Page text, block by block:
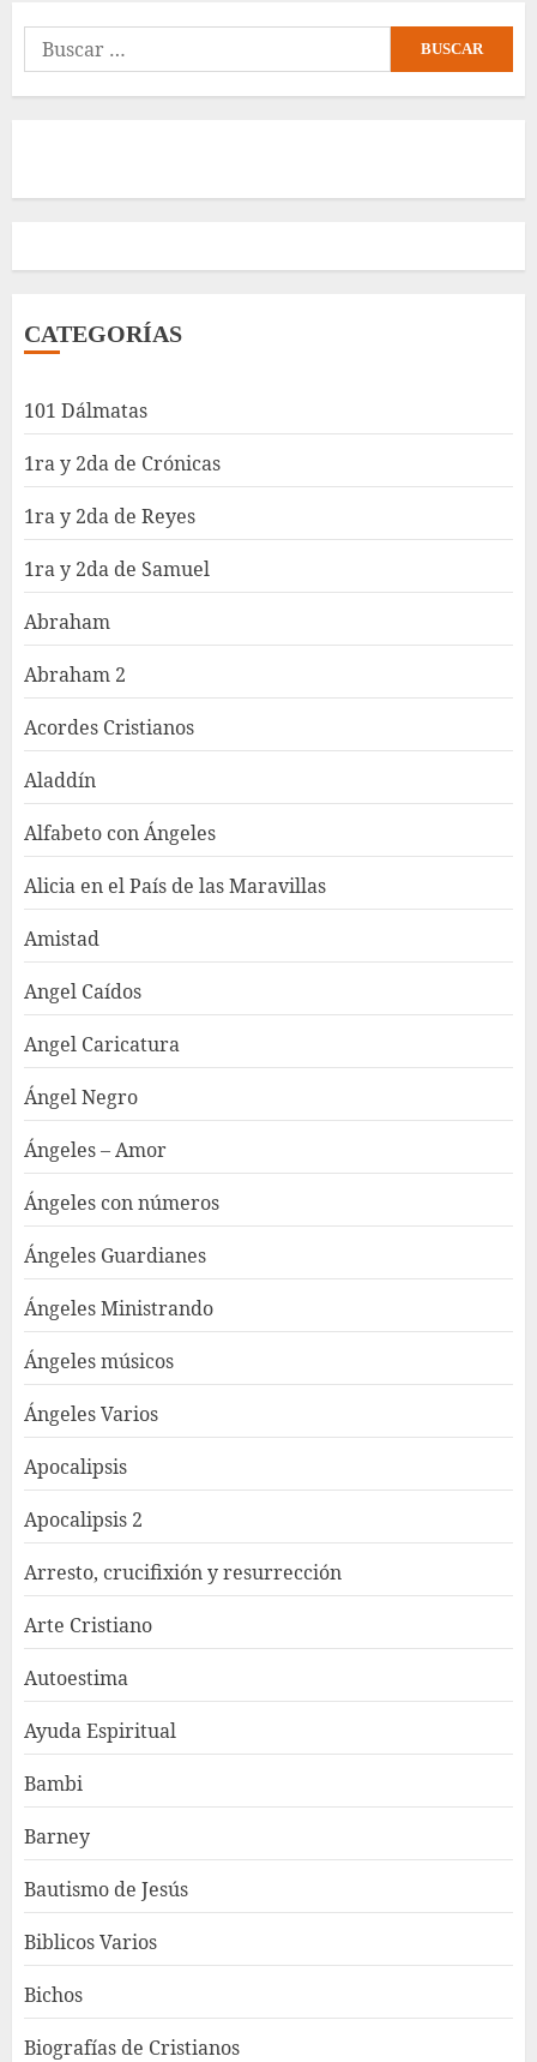
Buscar:
CATEGORÍAS
101 Dálmatas
1ra y 2da de Crónicas
1ra y 2da de Reyes
1ra y 2da de Samuel
Abraham
Abraham 2
Acordes Cristianos
Aladdín
Alfabeto con Ángeles
Alicia en el País de las Maravillas
Amistad
Angel Caídos
Angel Caricatura
Ángel Negro
Ángeles – Amor
Ángeles con números
Ángeles Guardianes
Ángeles Ministrando
Ángeles músicos
Ángeles Varios
Apocalipsis
Apocalipsis 2
Arresto, crucifixión y resurrección
Arte Cristiano
Autoestima
Ayuda Espiritual
Bambi
Barney
Bautismo de Jesús
Biblicos Varios
Bichos
Biografías de Cristianos